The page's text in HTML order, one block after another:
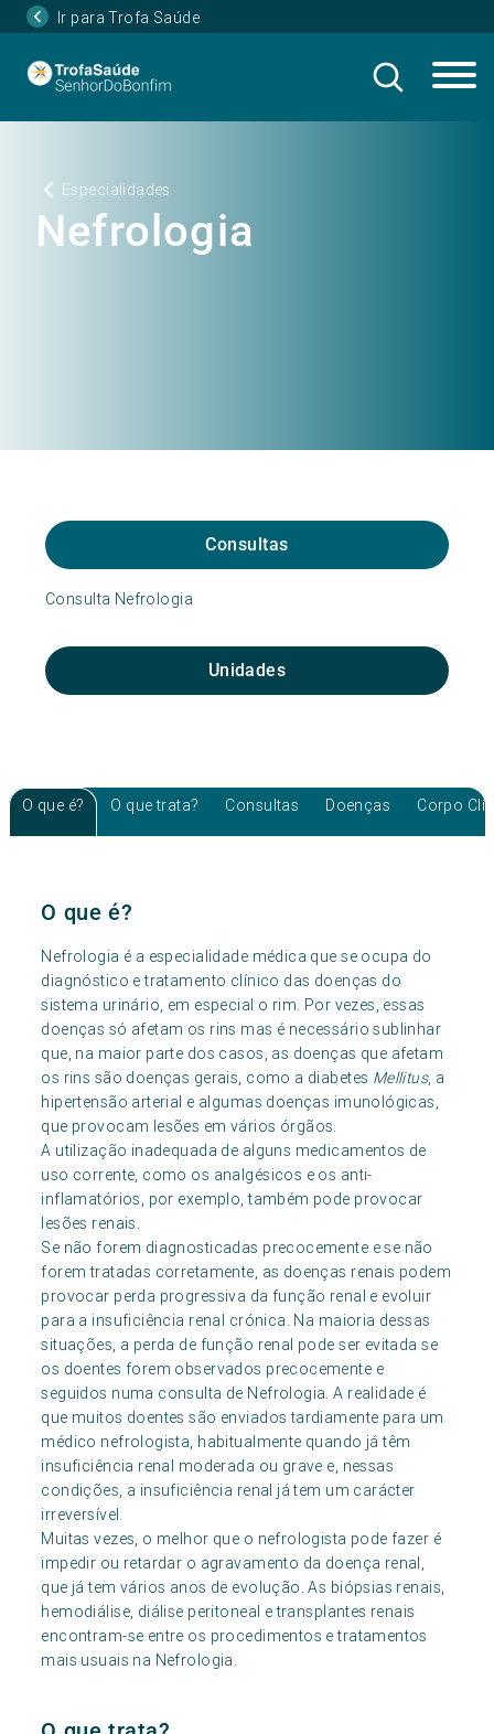
Ir para Trofa Saúde
Especialidades
Nefrologia
Consultas
Consulta Nefrologia
Unidades
O que é? O que trata? Consultas Doenças Corpo
O que é?
Nefrologia é a especialidade médica que se ocupa do
diagnóstico e tratamento clínico das doenças do
sistema urinário, em especial o rim. Por vezes, essas
doenças só afetam os rins mas é necessário sublinhar
que, na maior parte dos casos, as doenças que afetam
os rins são doenças gerais, como a diabetes Mellitus, a
hipertensão arterial e algumas doenças imunológicas,
que provocam lesões em vários órgãos.
A utilização inadequada de alguns medicamentos de
uso corrente, como os analgésicos e os anti-
inflamatórios, por exemplo, também pode provocar
lesões renais.
Se não forem diagnosticadas precocemente e se não
forem tratadas corretamente, as doenças renais podem
provocar perda progressiva da função renal e evoluir
para a insuficiência renal crónica. Na maioria dessas
situações, a perda de função renal pode ser evitada se
os doentes forem observados precocemente e
seguidos numa consulta de Nefrologia. A realidade é
que muitos doentes são enviados tardiamente para um
médico nefrologista, habitualmente quando já têm
insuficiência renal moderada ou grave e, nessas
condições, a insuficiência renal já tem um carácter
irreversível.
Muitas vezes, o melhor que o nefrologista pode fazer é
impedir ou retardar o agravamento da doença renal,
que já tem vários anos de evolução. As biópsias renais,
hemodiálise, diálise peritoneal e transplantes renais
encontram-se entre os procedimentos e tratamentos
mais usuais na Nefrologia.